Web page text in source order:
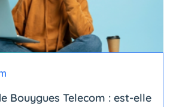
Bouygues Telecom : est-elle